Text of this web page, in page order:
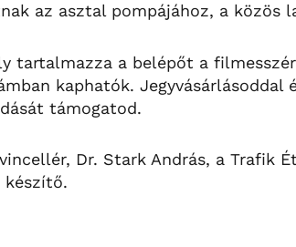
az asztal pompájához, a közös
tartalmazza a belépőt a
kaphatók. Jegyvásárlásoddal
támogatod.
Dr. Stark András, a Trafik
készítő.